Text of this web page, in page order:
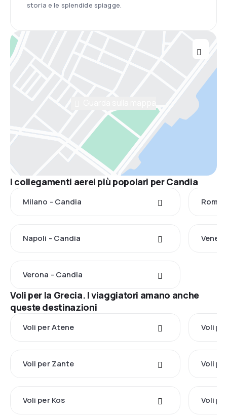
storia e le splendide spiagge.
I collegamenti aerei più popolari per Candia
Milano - Candia Roma
Napoli - Candia
Verona - Candia
Voli per la Grecia. I viaggiatori amano anche
queste destinazioni
Voli per Atene Voli
Voli per Zante Voli
Voli per Kos Voli